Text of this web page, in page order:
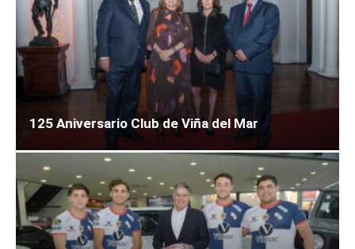
125 Aniversario Club de Viña del Mar